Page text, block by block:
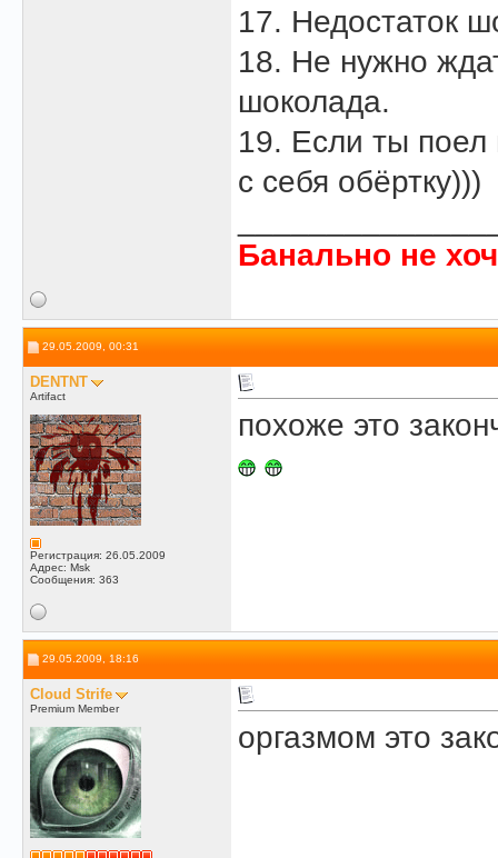
17. Недостаток
18. Не нужно
шоколада.
19. Если ты поел
с себя обёртку)))
Банально не
29.05.2009, 00:31
DENTNT
Artifact
Регистрация: 26.05.2009
Адрес: Msk
Сообщения: 363
похоже это
29.05.2009, 18:16
Cloud Strife
Premium Member
оргазмом это